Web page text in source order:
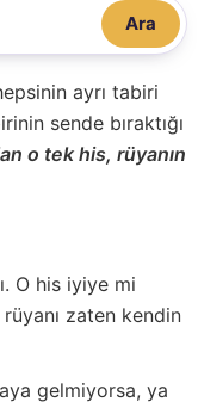
Ara
ayrı tabiri
sende bıraktığı
o tek his, rüyanın
O his iyiye mi
zaten kendin
gelmiyorsa, ya